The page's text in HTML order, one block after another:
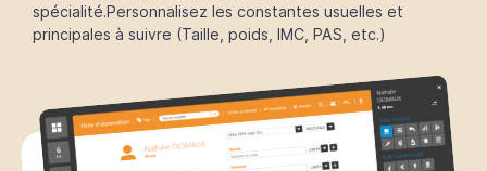
spécialité.Personnalisez les constantes usuelles et
principales à suivre (Taille, poids, IMC, PAS, etc.)